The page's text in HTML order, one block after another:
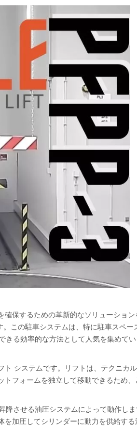
保するための革新的なソリューショ
この駐車システムは、特に駐車スペー
る効率的な方法として人気を集めてい
システムです。リフトは、テクニカ
フォームを独立して移動できるため、
させる油圧システムによって動作し
加圧してシリンダーに動力を供給す